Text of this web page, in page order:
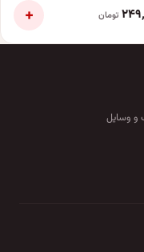
تومان +
و وسایل